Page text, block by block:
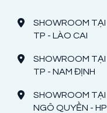
SHOWROOM TẠI
TP - LÀO CAI
SHOWROOM TẠI
TP - NAM ĐỊNH
SHOWROOM TẠI
NGÔ QUYỀN - HP